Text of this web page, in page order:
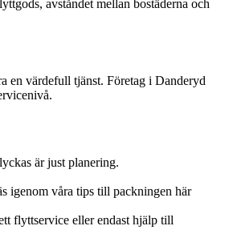
avståndet mellan bostäderna och
en värdefull tjänst. Företag i Danderyd
är just planering.
igenom våra tips till packningen här
flyttservice eller endast hjälp till